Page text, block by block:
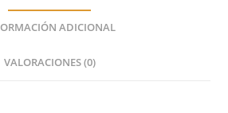
ADICIONAL
VALORACIONES (0)